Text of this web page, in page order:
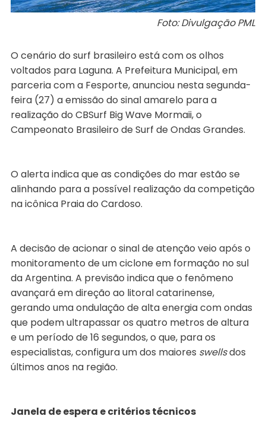
Foto: Divulgação PML
O cenário do surf brasileiro está com os olhos
voltados para Laguna. A Prefeitura Municipal, em
parceria com a Fesporte, anunciou nesta segunda-
feira (27) a emissão do sinal amarelo para a
realização do CBSurf Big Wave Mormaii, o
Campeonato Brasileiro de Surf de Ondas Grandes.
O alerta indica que as condições do mar estão se
alinhando para a possível realização da competição
na icônica Praia do Cardoso.
A decisão de acionar o sinal de atenção veio após o
monitoramento de um ciclone em formação no sul
da Argentina. A previsão indica que o fenômeno
avançará em direção ao litoral catarinense,
gerando uma ondulação de alta energia com ondas
que podem ultrapassar os quatro metros de altura
e um período de 16 segundos, o que, para os
especialistas, configura um dos maiores swellsdos
últimos anos na região.
Janela de espera e critérios técnicos